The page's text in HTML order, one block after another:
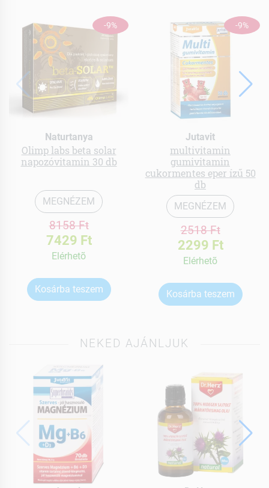
-9%
Naturtanya
Olimp labs beta solar
napozóvitamin 30 db
MEGNÉZEM
8158 Ft
7429 Ft
Elérhetõ
Kosárba teszem
-9%
Jutavit
multivitamin
gumivitamin
cukormentes eper ízű 50
db
MEGNÉZEM
2518 Ft
2299 Ft
Elérhetõ
Kosárba teszem
NEKED AJÁNLJUK